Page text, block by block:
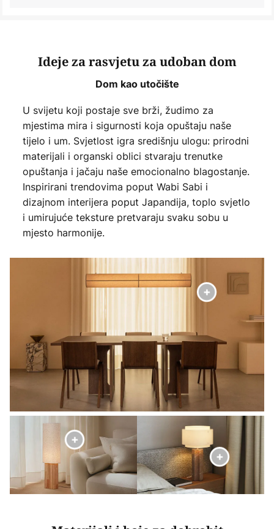
Ideje za rasvjetu za udoban dom
Dom kao utočište
U svijetu koji postaje sve brži, žudimo za
mjestima mira i sigurnosti koja opuštaju naše
tijelo i um. Svjetlost igra središnju ulogu: prirodni
materijali i organski oblici stvaraju trenutke
opuštanja i jačaju naše emocionalno blagostanje.
Inspirirani trendovima poput Wabi Sabi i
dizajnom interijera poput Japandija, toplo svjetlo
i umirujuće teksture pretvaraju svaku sobu u
mjesto harmonije.